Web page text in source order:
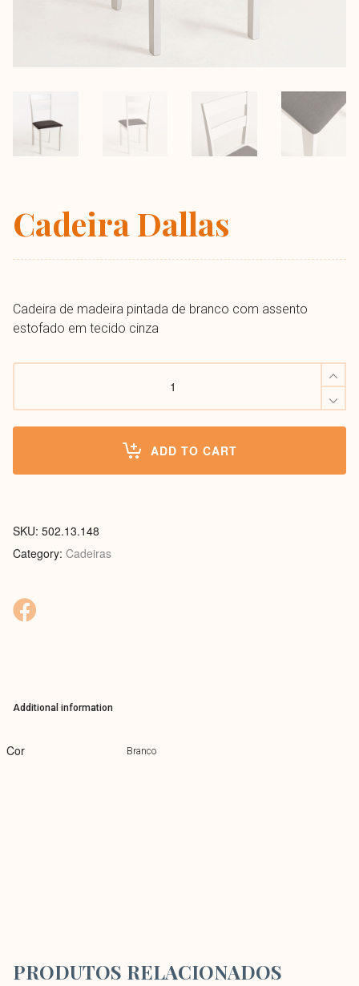
Cadeira Dallas
Cadeira de madeira pintada de branco com assento
estofado em tecido cinza
Cadeira
ADD TO CART
SKU: 502.13.148
Category: Cadeiras
Additional information
Cor Branco
PRODUTOS RELACIONADOS